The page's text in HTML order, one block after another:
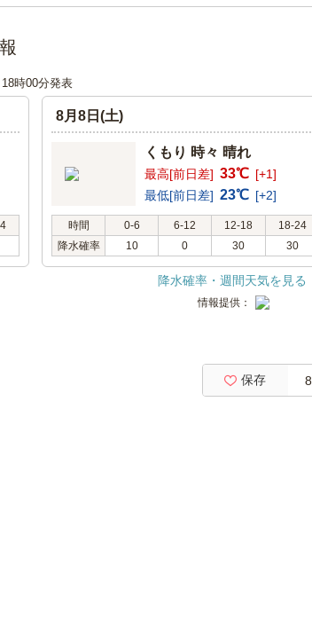
時00分発表
8月8日(土)
くもり 時々 晴れ
最高[前日差] 33℃ [+1]
最低[前日差] 23℃ [+2]
時間 0-6 6-12 12-18
18-24
降水確率
10 0 30 30
降水確率・週間天気を見る
情報提供：
保存 8